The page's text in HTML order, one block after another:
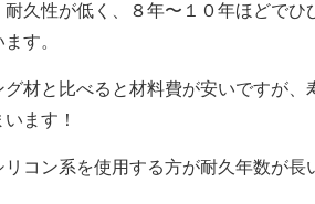
耐久性が低く、８年〜１０年ほどで
す。
グ材と比べると材料費が安いですが
ます！
リコン系を使用する方が耐久年数が長